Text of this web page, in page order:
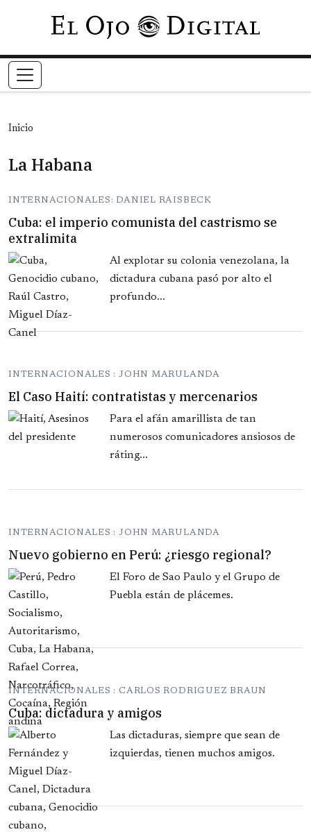
Pasar al contenido principal
Inicio
La Habana
INTERNACIONALES: DANIEL RAISBECK
Cuba: el imperio comunista del castrismo se
extralimita
Al explotar su colonia venezolana, la
dictadura cubana pasó por alto el
profundo...
INTERNACIONALES : JOHN MARULANDA
El Caso Haití: contratistas y mercenarios
Para el afán amarillista de tan
numerosos comunicadores ansiosos de
ráting...
INTERNACIONALES : JOHN MARULANDA
Nuevo gobierno en Perú: ¿riesgo regional?
El Foro de Sao Paulo y el Grupo de
Puebla están de plácemes.
INTERNACIONALES : CARLOS RODRIGUEZ BRAUN
Cuba: dictadura y amigos
Las dictaduras, siempre que sean de
izquierdas, tienen muchos amigos.